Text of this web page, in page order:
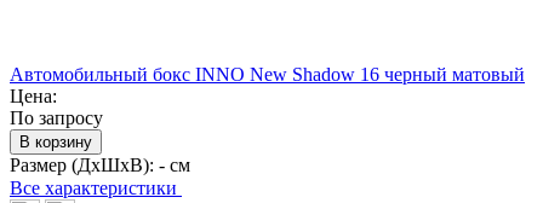
Автомобильный бокс INNO New Shadow 16 черный матовый
Цена:
По запросу
В корзину
Размер (ДхШхВ): - см
Все характеристики